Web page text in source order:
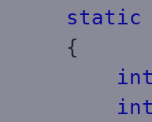
static
{
int
int